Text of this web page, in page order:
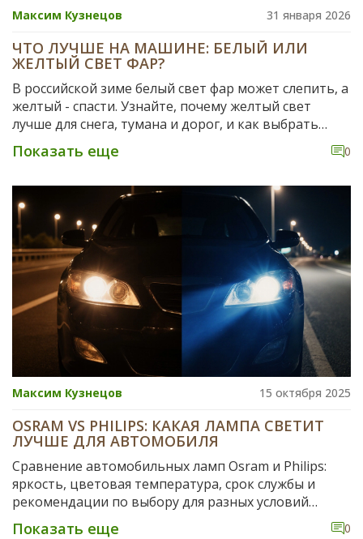
Максим Кузнецов 31 января 2026
ЧТО ЛУЧШЕ НА МАШИНЕ: БЕЛЫЙ ИЛИ
ЖЕЛТЫЙ СВЕТ ФАР?
В российской зиме белый свет фар может слепить, а
желтый - спасти. Узнайте, почему желтый свет
лучше для снега, тумана и дорог, и как выбрать
правильные лампы без нарушения закона.
Показать еще 0
Максим Кузнецов 15 октября 2025
OSRAM VS PHILIPS: КАКАЯ ЛАМПА СВЕТИТ
ЛУЧШЕ ДЛЯ АВТОМОБИЛЯ
Сравнение автомобильных ламп Osram и Philips:
яркость, цветовая температура, срок службы и
рекомендации по выбору для разных условий
вождения.
Показать еще 0